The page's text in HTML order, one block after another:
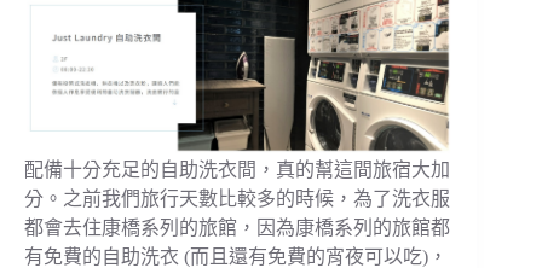
配備十分充足的自助洗衣間，真的幫這間旅宿大加
分。之前我們旅行天數比較多的時候，為了洗衣服
都會去住康橋系列的旅館，因為康橋系列的旅館都
有免費的自助洗衣 (而且還有免費的宵夜可以吃)，